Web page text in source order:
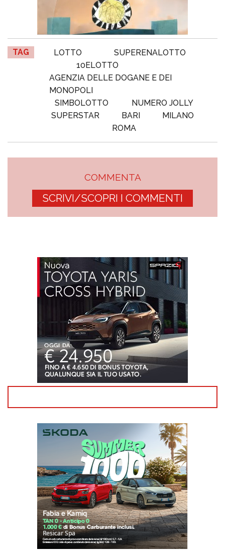
TAG LOTTO
SUPERENALOTTO
10ELOTTO
AGENZIA DELLE DOGANE E DEI
MONOPOLI
SIMBOLOTTO
NUMERO JOLLY
SUPERSTAR
BARI
MILANO
ROMA
COMMENTA
SCRIVI/SCOPRI I COMMENTI